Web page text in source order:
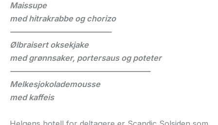
Maissupe
med hitrakrabbe og chorizo
—————————————
Ølbraisert oksekjake
med grønnsaker, portersaus og poteter
——————————————————
Melkesjokolademousse
med kaffeis